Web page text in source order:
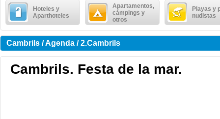
Hoteles y
Aparthoteles
Apartamentos,
cámpings y
otros
Playas y
nudistas
Cambrils / Agenda / 2.Cambrils
Cambrils. Festa de la mar.